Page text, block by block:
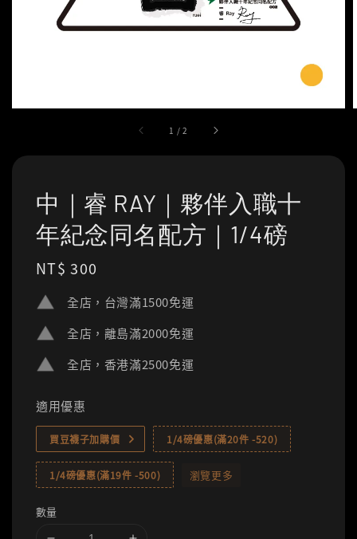
1 /2
中｜睿 RAY｜夥伴入職十
年紀念同名配方｜1/4磅
Regular
NT$ 300
全店，台灣滿1500免運
全店，離島滿2000免運
全店，香港滿2500免運
適用優惠
買豆襪子加購價 1/4磅優惠(滿20件 -520)
1/4磅優惠(滿19件 -500) 瀏覽更多
數量